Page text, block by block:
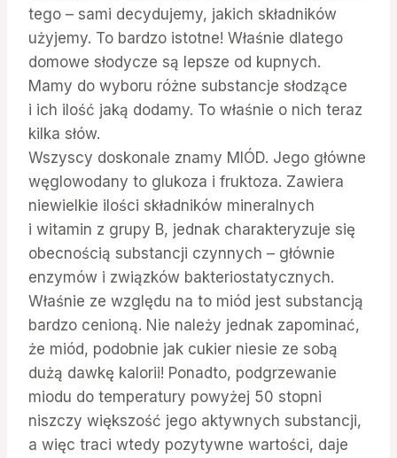
tego – sami decydujemy, jakich składników
użyjemy. To bardzo istotne! Właśnie dlatego
domowe słodycze są lepsze od kupnych.
Mamy do wyboru różne substancje słodzące
i ich ilość jaką dodamy. To właśnie o nich teraz
kilka słów.
Wszyscy doskonale znamy MIÓD. Jego główne
węglowodany to glukoza i fruktoza. Zawiera
niewielkie ilości składników mineralnych
i witamin z grupy B, jednak charakteryzuje się
obecnością substancji czynnych – głównie
enzymów i związków bakteriostatycznych.
Właśnie ze względu na to miód jest substancją
bardzo cenioną. Nie należy jednak zapominać,
że miód, podobnie jak cukier niesie ze sobą
dużą dawkę kalorii! Ponadto, podgrzewanie
miodu do temperatury powyżej 50 stopni
niszczy większość jego aktywnych substancji,
a więc traci wtedy pozytywne wartości, daje